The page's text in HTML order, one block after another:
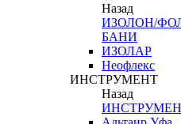
Назад
ИЗОЛОН/
БАНИ
ИЗОЛАР
Неофлекс
ИНСТРУМЕНТ
Назад